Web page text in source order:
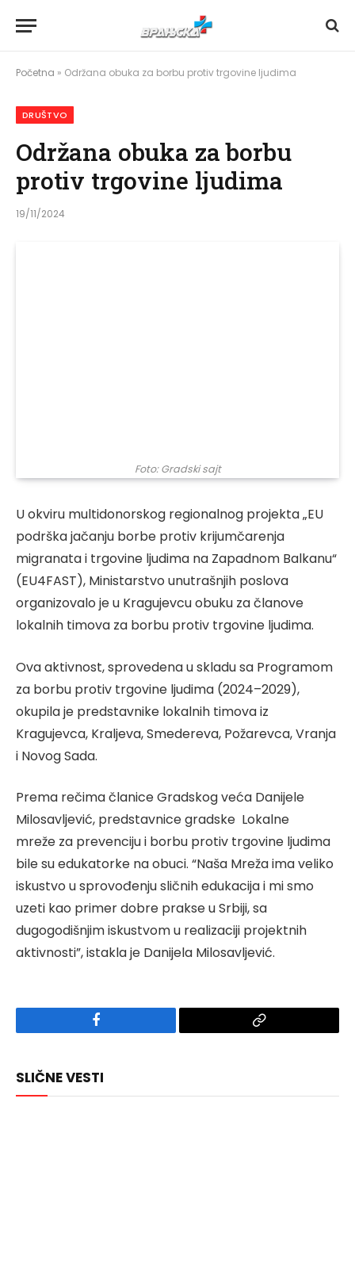
Početna » Održana obuka za borbu protiv trgovine ljudima
DRUŠTVO
Održana obuka za borbu
protiv trgovine ljudima
19/11/2024
Foto: Gradski sajt
U okviru multidonorskog regionalnog projekta „EU
podrška jačanju borbe protiv krijumčarenja
migranata i trgovine ljudima na Zapadnom Balkanu“
(EU4FAST), Ministarstvo unutrašnjih poslova
organizovalo je u Kragujevcu obuku za članove
lokalnih timova za borbu protiv trgovine ljudima.
Ova aktivnost, sprovedena u skladu sa Programom
za borbu protiv trgovine ljudima (2024–2029),
okupila je predstavnike lokalnih timova iz
Kragujevca, Kraljeva, Smedereva, Požarevca, Vranja
i Novog Sada.
Prema rečima članice Gradskog veća Danijele
Milosavljević, predstavnice gradske Lokalne
mreže za prevenciju i borbu protiv trgovine ljudima
bile su edukatorke na obuci. “Naša Mreža ima veliko
iskustvo u sprovođenju sličnih edukacija i mi smo
uzeti kao primer dobre prakse u Srbiji, sa
dugogodišnjim iskustvom u realizaciji projektnih
aktivnosti”, istakla je Danijela Milosavljević.
Facebook
Copy
SLIČNE VESTI